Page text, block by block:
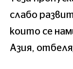
слабо
които се
Азия,